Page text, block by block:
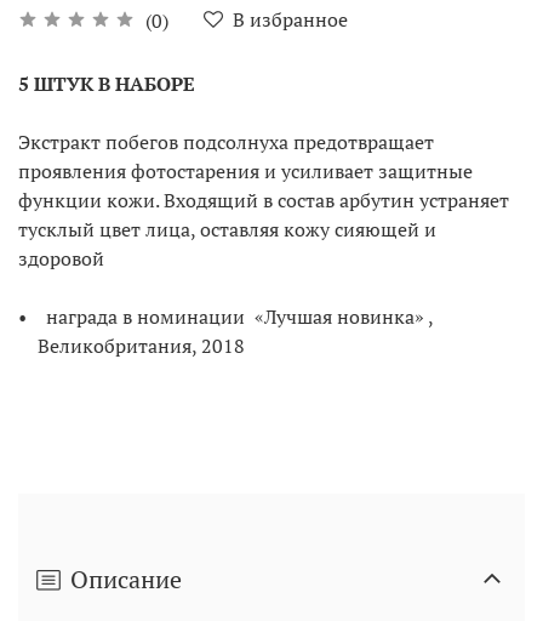
(0) В избранное
5 ШТУК В НАБОРЕ
Экстракт побегов подсолнуха предотвращает
проявления фотостарения и усиливает защитные
функции кожи. Входящий в состав арбутин устраняет
тусклый цвет лица, оставляя кожу сияющей и
здоровой
• награда в номинации «Лучшая новинка» ,
Великобритания, 2018
Описание